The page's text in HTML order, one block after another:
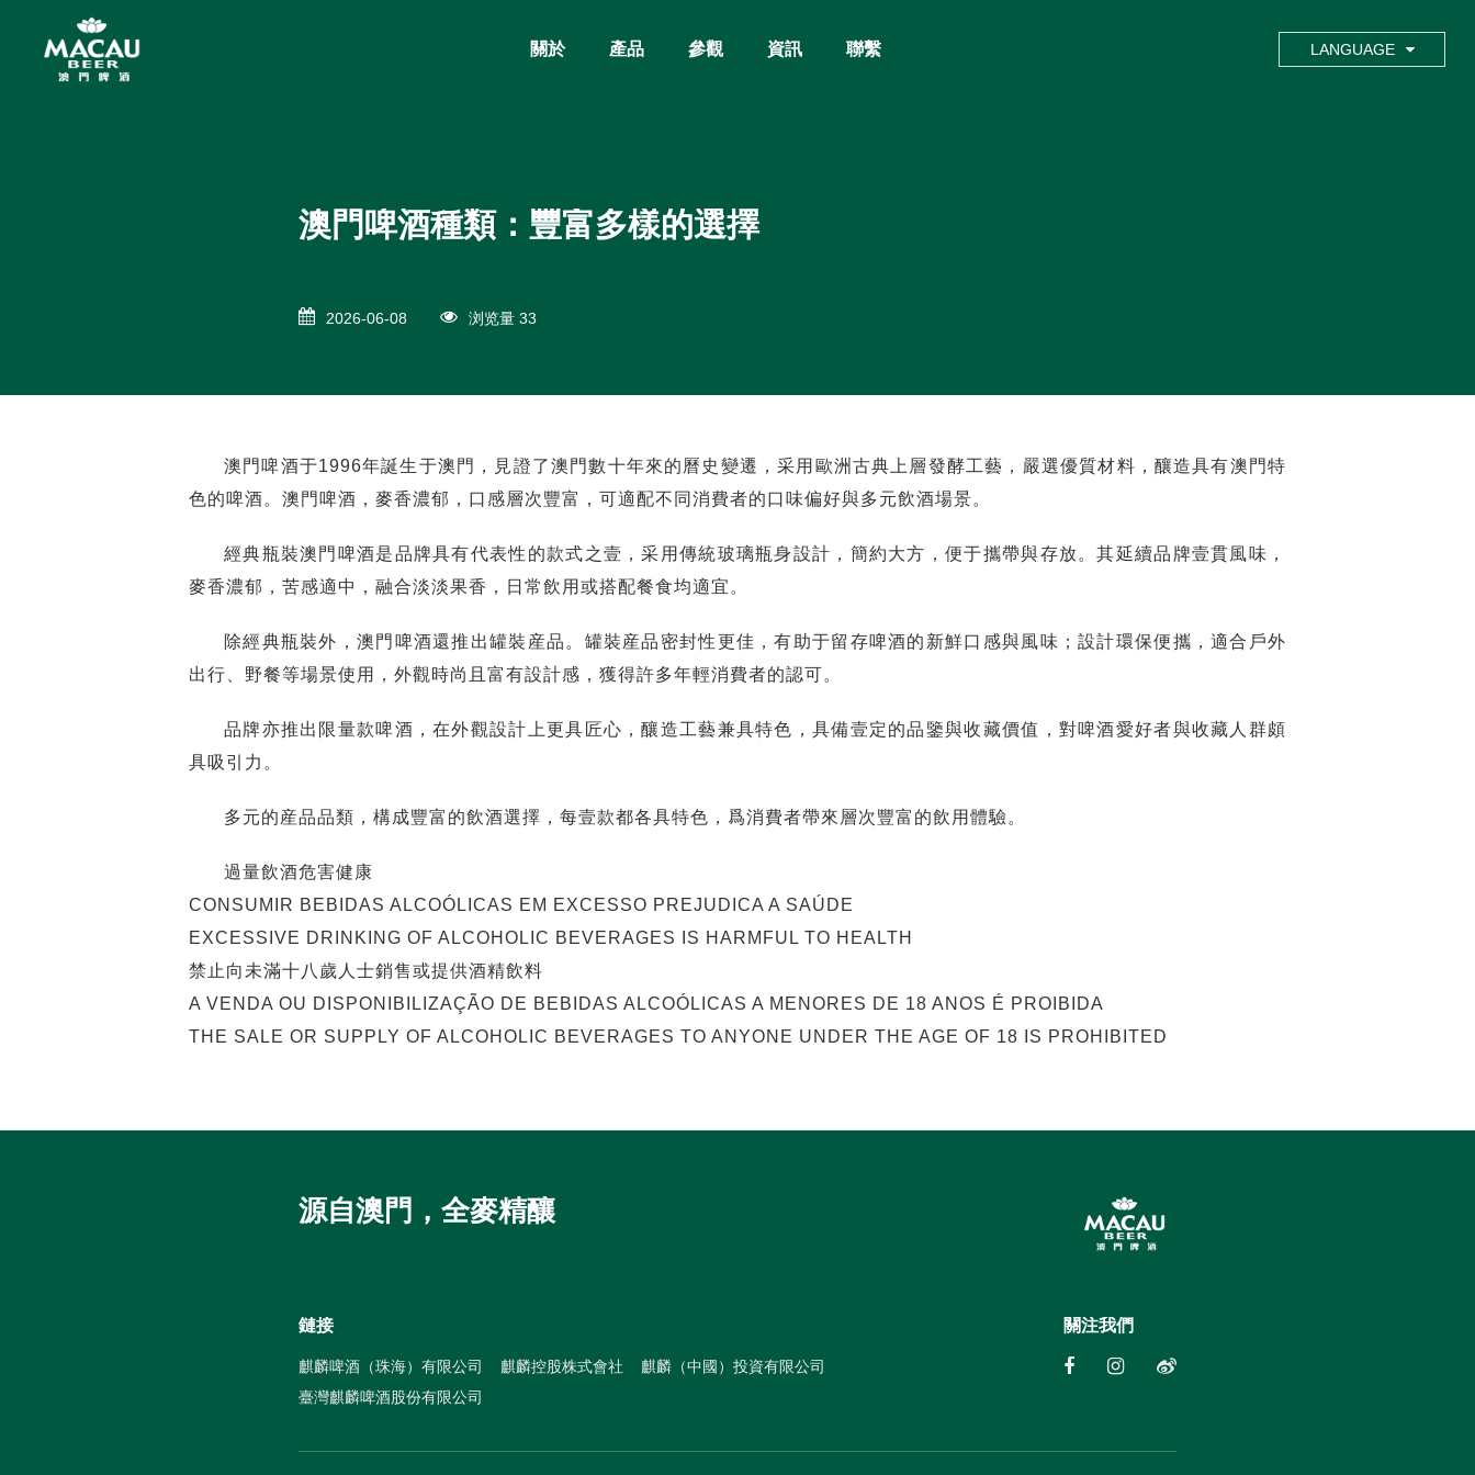
關於 產品 參觀 資訊 聯繫 LANGUAGE
澳門啤酒種類：豐富多樣的選擇
2026-06-08 浏览量 33
澳門啤酒于1996年誕生于澳門，見證了澳門數十年來的曆史變遷，采用歐洲古典上層發酵工藝，嚴選優質材料，釀造具有澳門特
色的啤酒。澳門啤酒，麥香濃郁，口感層次豐富，可適配不同消費者的口味偏好與多元飲酒場景。
經典瓶裝澳門啤酒是品牌具有代表性的款式之壹，采用傳統玻璃瓶身設計，簡約大方，便于攜帶與存放。其延續品牌壹貫風味，
麥香濃郁，苦感適中，融合淡淡果香，日常飲用或搭配餐食均適宜。
除經典瓶裝外，澳門啤酒還推出罐裝産品。罐裝産品密封性更佳，有助于留存啤酒的新鮮口感與風味；設計環保便攜，適合戶外
出行、野餐等場景使用，外觀時尚且富有設計感，獲得許多年輕消費者的認可。
品牌亦推出限量款啤酒，在外觀設計上更具匠心，釀造工藝兼具特色，具備壹定的品鑒與收藏價值，對啤酒愛好者與收藏人群頗
具吸引力。
多元的産品品類，構成豐富的飲酒選擇，每壹款都各具特色，爲消費者帶來層次豐富的飲用體驗。
過量飲酒危害健康
CONSUMIR BEBIDAS ALCOÓLICAS EM EXCESSO PREJUDICA A SAÚDE
EXCESSIVE DRINKING OF ALCOHOLIC BEVERAGES IS HARMFUL TO HEALTH
禁止向未滿十八歲人士銷售或提供酒精飲料
A VENDA OU DISPONIBILIZAÇÃO DE BEBIDAS ALCOÓLICAS A MENORES DE 18 ANOS É PROIBIDA
THE SALE OR SUPPLY OF ALCOHOLIC BEVERAGES TO ANYONE UNDER THE AGE OF 18 IS PROHIBITED
源自澳門，全麥精釀
鏈接
麒麟啤酒（珠海）有限公司 麒麟控股株式會社
麒麟（中國）投資有限公司
臺灣麒麟啤酒股份有限公司
關注我們